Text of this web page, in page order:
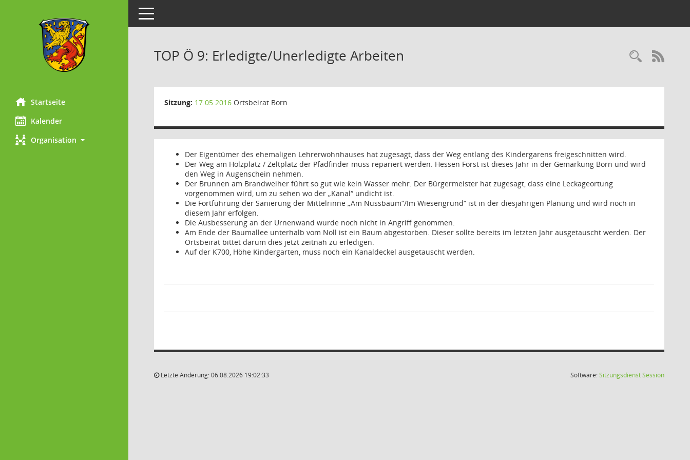
Startseite
Kalender
Organisation
Toggle navigation
TOP Ö 9: Erledigte/Unerledigte Arbeiten
Sitzung: 17.05.2016 Ortsbeirat Born
Der Eigentümer des ehemaligen Lehrerwohnhauses hat zugesagt, dass der Weg entlang des Kindergarens freigeschnitten wird.
Der Weg am Holzplatz / Zeltplatz der Pfadfinder muss repariert werden. Hessen Forst ist dieses Jahr in der Gemarkung Born und wird
den Weg in Augenschein nehmen.
Der Brunnen am Brandweiher führt so gut wie kein Wasser mehr. Der Bürgermeister hat zugesagt, dass eine Leckageortung
vorgenommen wird, um zu sehen wo der „Kanal“ undicht ist.
Die Fortführung der Sanierung der Mittelrinne „Am Nussbaum“/Im Wiesengrund“ ist in der diesjährigen Planung und wird noch in
diesem Jahr erfolgen.
Die Ausbesserung an der Urnenwand wurde noch nicht in Angriff genommen.
Am Ende der Baumallee unterhalb vom Noll ist ein Baum abgestorben. Dieser sollte bereits im letzten Jahr ausgetauscht werden. Der
Ortsbeirat bittet darum dies jetzt zeitnah zu erledigen.
Auf der K700, Höhe Kindergarten, muss noch ein Kanaldeckel ausgetauscht werden.
Letzte Änderung: 06.08.2026 19:02:33 Software:SitzungsdienstSession(Wird in